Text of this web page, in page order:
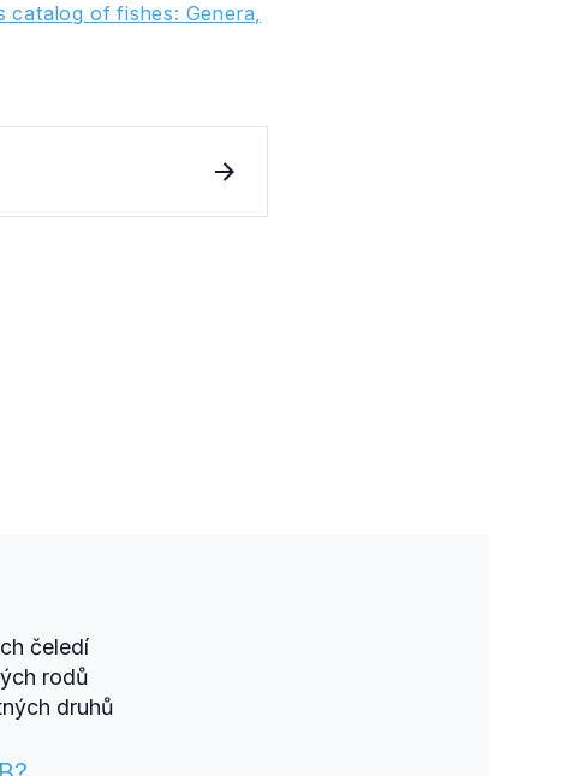
catalog of fishes: Genera,
čeledí
rodů
druhů